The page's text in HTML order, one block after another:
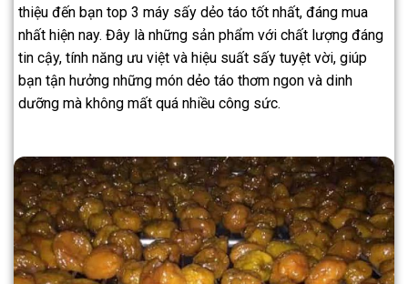
thiệu đến bạn top 3 máy sấy dẻo táo tốt nhất, đáng mua
nhất hiện nay. Đây là những sản phẩm với chất lượng đáng
tin cậy, tính năng ưu việt và hiệu suất sấy tuyệt vời, giúp
bạn tận hưởng những món dẻo táo thơm ngon và dinh
dưỡng mà không mất quá nhiều công sức.